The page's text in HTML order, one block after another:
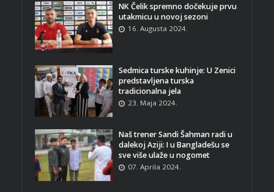
NK Čelik spremno dočekuje prvu
utakmicu u novoj sezoni
16. Augusta 2024.
Sedmica turske kuhinje: U Zenici
predstavljena turska
tradicionalna jela
23. Maja 2024.
Naš trener Sandi Šahman radi u
dalekoj Aziji: I u Bangladešu se
sve više ulaže u nogomet
07. Aprila 2024.